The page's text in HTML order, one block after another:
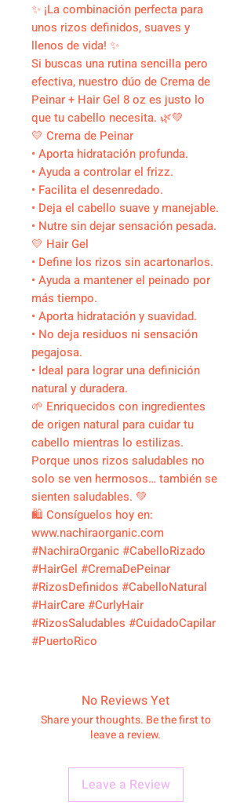
✨ ¡La combinación perfecta para
unos rizos definidos, suaves y
llenos de vida! ✨
Si buscas una rutina sencilla pero
efectiva, nuestro dúo de Crema de
Peinar + Hair Gel 8 oz es justo lo
que tu cabello necesita. 🌿💚
💛 Crema de Peinar
• Aporta hidratación profunda.
• Ayuda a controlar el frizz.
• Facilita el desenredado.
• Deja el cabello suave y manejable.
• Nutre sin dejar sensación pesada.
💛 Hair Gel
• Define los rizos sin acartonarlos.
• Ayuda a mantener el peinado por
más tiempo.
• Aporta hidratación y suavidad.
• No deja residuos ni sensación
pegajosa.
• Ideal para lograr una definición
natural y duradera.
🌱 Enriquecidos con ingredientes
de origen natural para cuidar tu
cabello mientras lo estilizas.
Porque unos rizos saludables no
solo se ven hermosos… también se
sienten saludables. 💚
🛍️ Consíguelos hoy en:
www.nachiraorganic.com
#NachiraOrganic #CabelloRizado
#HairGel #CremaDePeinar
#RizosDefinidos #CabelloNatural
#HairCare #CurlyHair
#RizosSaludables #CuidadoCapilar
#PuertoRico
No Reviews Yet
Share your thoughts. Be the first to
leave a review.
Leave a Review